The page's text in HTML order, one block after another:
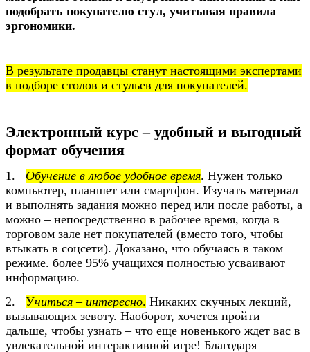
подобрать покупателю стул, учитывая правила
эргономики.
В результате продавцы станут настоящими экспертами
в подборе столов и стульев для покупателей.
Электронный курс – удобный и выгодный
формат обучения
1. Обучение в любое удобное время. Нужен только
компьютер, планшет или смартфон. Изучать материал
и выполнять задания можно перед или после работы, а
можно – непосредственно в рабочее время, когда в
торговом зале нет покупателей (вместо того, чтобы
втыкать в соцсети). Доказано, что обучаясь в таком
режиме. более 95% учащихся полностью усваивают
информацию.
2. Учиться – интересно. Никаких скучных лекций,
вызывающих зевоту. Наоборот, хочется пройти
дальше, чтобы узнать – что еще новенького ждет вас в
увлекательной интерактивной игре! Благодаря